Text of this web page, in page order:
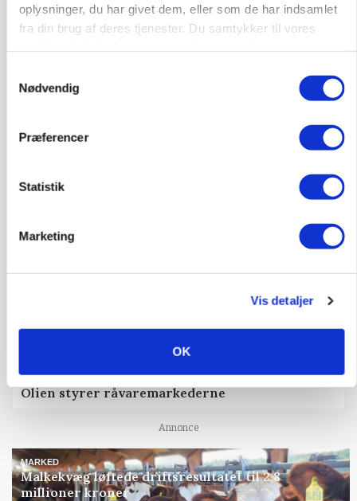
oplysninger, du har givet dem, eller som de har indsamlet
fra din brug af deres tjenester. Du samtykker til vores
Nødvendig
Præferencer
Statistik
Marketing
Vis detaljer
OK
MARKEDSFOKUS
Olien styrer råvaremarkederne
Annonce
MARKED
Malkekvæg løftede driftsresultatet til 2,8
millioner kroner